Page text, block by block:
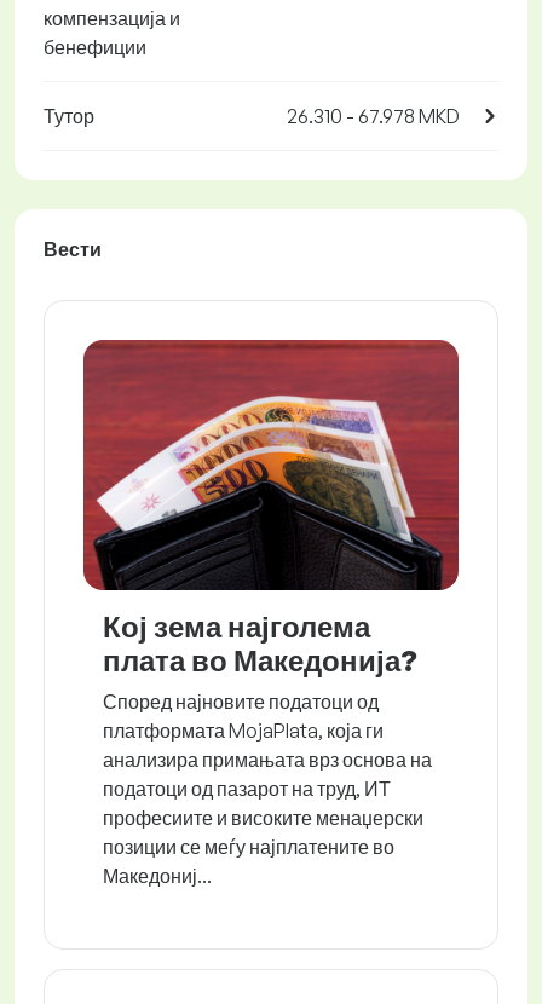
компензација и
бенефиции
Тутор 26.310 - 67.978 MKD
Вести
Кој зема најголема
плата во Македонија?
Според најновите податоци од
платформата MojaPlata, која ги
анализира примањата врз основа на
податоци од пазарот на труд, ИТ
професиите и високите менаџерски
позиции се меѓу најплатените во
Македониј...